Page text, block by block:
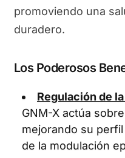
promoviendo una
duradero.
Los Poderosos
Regulación de
GNM-X actúa
mejorando su
de la modulación